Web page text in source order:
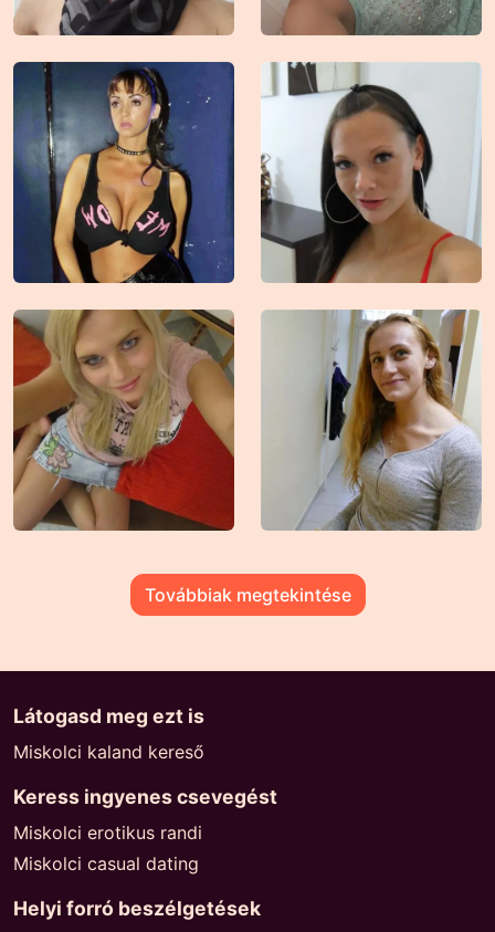
Továbbiak megtekintése
Látogasd meg ezt is
Miskolci kaland kereső
Keress ingyenes csevegést
Miskolci erotikus randi
Miskolci casual dating
Helyi forró beszélgetések